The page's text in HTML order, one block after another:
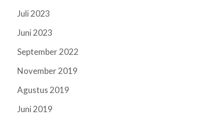
Juli 2023
Juni 2023
September 2022
November 2019
Agustus 2019
Juni 2019